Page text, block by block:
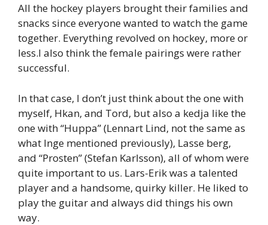
All the hockey players brought their families and
snacks since everyone wanted to watch the game
together. Everything revolved on hockey, more or
less.I also think the female pairings were rather
successful.
In that case, I don’t just think about the one with
myself, Hkan, and Tord, but also a kedja like the
one with “Huppa” (Lennart Lind, not the same as
what Inge mentioned previously), Lasse berg,
and “Prosten” (Stefan Karlsson), all of whom were
quite important to us. Lars-Erik was a talented
player and a handsome, quirky killer. He liked to
play the guitar and always did things his own
way.